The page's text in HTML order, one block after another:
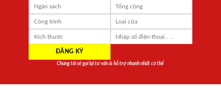
Chúng tôi sẽ gọi lại tư vấn & hỗ trợ nhanh nhất có thể